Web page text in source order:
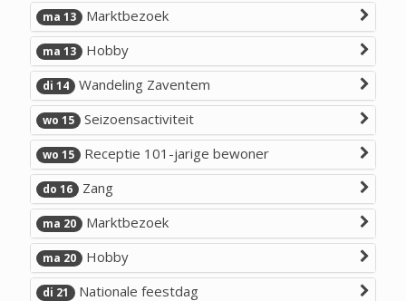
ma 13 Marktbezoek
ma 13 Hobby
di 14 Wandeling Zaventem
wo 15 Seizoensactiviteit
wo 15 Receptie 101-jarige bewoner
do 16 Zang
ma 20 Marktbezoek
ma 20 Hobby
di 21 Nationale feestdag